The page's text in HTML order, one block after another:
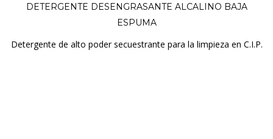
DETERGENTE DESENGRASANTE ALCALINO BAJA
ESPUMA
Detergente de alto poder secuestrante para la limpieza en C.I.P.